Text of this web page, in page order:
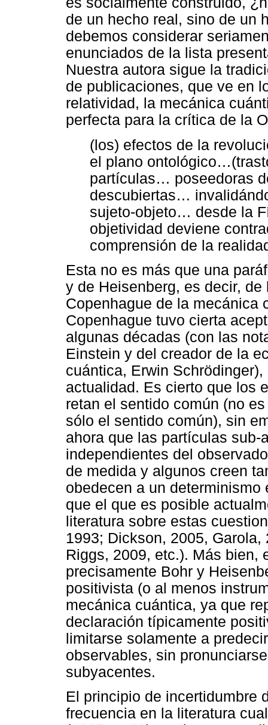
de un hecho real, sino de un
debemos considerar
enunciados de la lista
Nuestra autora sigue la
de publicaciones, que ve en
relatividad, la mecánica
perfecta para la crítica de la
(los) efectos de la
el plano
partículas… poseedoras
descubiertas…
sujeto-objeto… desde la
objetividad deviene
comprensión de la
Esta no es más que una
y de Heisenberg, es decir,
Copenhague de la mecánica
Copenhague tuvo cierta
algunas décadas (con las
Einstein y del creador de la
cuántica, Erwin
actualidad. Es cierto que los
retan el sentido común (no
sólo el sentido común), sin
ahora que las partículas
independientes del
de medida y algunos creen
obedecen a un
que el que es posible
literatura sobre estas
1993; Dickson, 2005,
Riggs, 2009, etc.). Más bien,
precisamente Bohr y
positivista (o al menos
mecánica cuántica, ya que
declaración típicamente
limitarse solamente a
observables, sin
subyacentes.
El principio de incertidumbre
frecuencia en la literatura